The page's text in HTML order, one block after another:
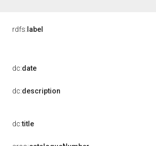
rdfs: label
dc:date
dc:description
dc:title